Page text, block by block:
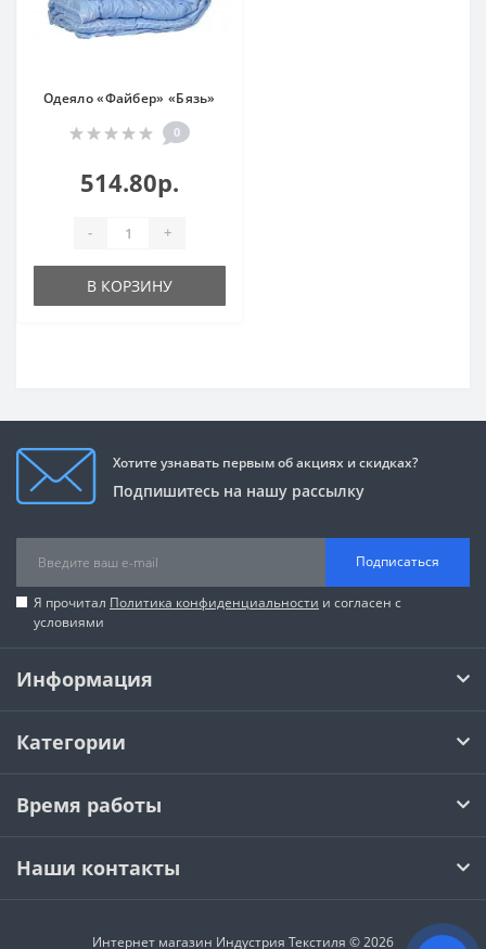
Одеяло «Файбер» «Бязь»
0
514.80р.
- +
В КОРЗИНУ
Хотите узнавать первым об акциях и скидках?
Подпишитесь на нашу рассылку
Подписаться
Я прочитал Политика конфиденциальности и согласен с
условиями
Информация
Категории
Время работы
Наши контакты
Интернет магазин Индустрия Текстиля © 2026